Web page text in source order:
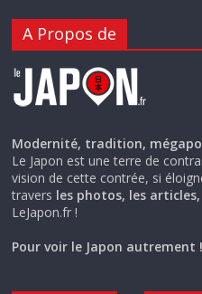
A Propos de
Modernité, tradition,
Le Japon est une terre de
vision de cette contrée, si
travers les photos, les
LeJapon.fr !
Pour voir le Japon autrement !